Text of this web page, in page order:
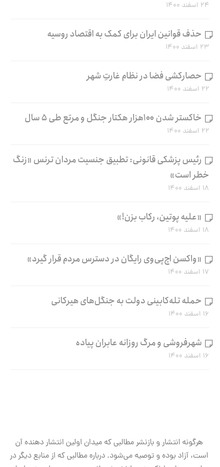
۲۴ اسفند ۱۴۰۰
حذف قوانین ایران برای کمک به اقتصاد روسیه
۲۳ اسفند ۱۴۰۰
حصارکشی فضا در نظام غارتِ شهر
۲۲ اسفند ۱۴۰۰
خاکستر شدن ۱۰۰هزار هکتار جنگل و مرتع طی ۵ سال
۲۲ اسفند ۱۴۰۰
رئیس پزشکی قانونی: تطبیق جنسیت مردان ترنس «زنگ
خطر است»
۱۸ اسفند ۱۴۰۰
«علیه پوتین، رکاب بزن!»
۱۸ اسفند ۱۴۰۰
«واکسن اچ‌پی‌وی رایگان در دسترس مردم قرار گیرد»
۱۷ اسفند ۱۴۰۰
حمله تله‌کابینی دولت به جنگل‌های هیرکانی
۱۶ اسفند ۱۴۰۰
شهرفروشی و مرگ روزانه عابران پیاده
۱۶ اسفند ۱۴۰۰
هرگونه انتشار و بازنشر مطالبی که میدان اولین انتشار دهنده آن
است، آزاد بوده و توصیه می‌شود. درباره مطالبی که از منابع دیگر در